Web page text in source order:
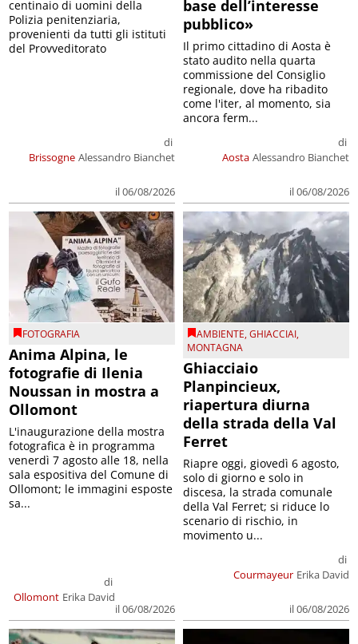
Brissogne
di
Alessandro Bianchet
il 06/08/2026
centinaio di uomini della
Polizia penitenziaria,
provenienti da tutti gli istituti
del Provveditorato
base dell’interesse
pubblico»
Aosta
di
Alessandro Bianchet
il 06/08/2026
Il primo cittadino di Aosta è
stato audito nella quarta
commissione del Consiglio
regionale, dove ha ribadito
come l'iter, al momento, sia
ancora ferm...
FOTOGRAFIA
Anima Alpina, le
fotografie di Ilenia
Noussan in mostra a
Ollomont
Ollomont
di
Erika David
il 06/08/2026
L'inaugurazione della mostra
fotografica è in programma
venerdì 7 agosto alle 18, nella
sala espositiva del Comune di
Ollomont; le immagini esposte
sa...
AMBIENTE,GHIACCIAI,
MONTAGNA
Ghiacciaio
Planpincieux,
riapertura diurna
della strada della Val
Ferret
Courmayeur
di
Erika David
il 06/08/2026
Riapre oggi, giovedì 6 agosto,
solo di giorno e solo in
discesa, la strada comunale
della Val Ferret; si riduce lo
scenario di rischio, in
movimento u...